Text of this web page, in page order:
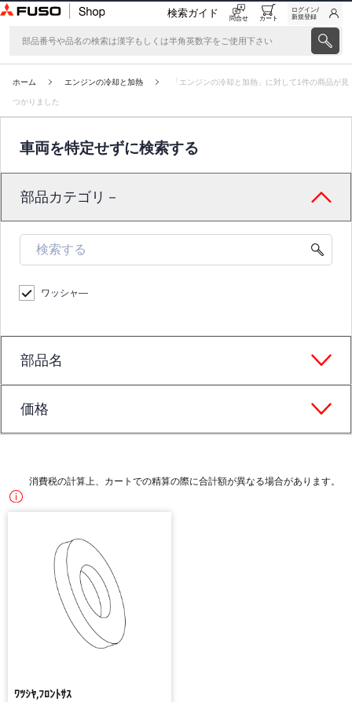
検索ガイド 問合せ カート
ログイン/
新規登録
ホーム エンジンの冷却と加熱 「エンジンの冷却と加熱」に対して1件の商品が見
つかりました
車両を特定せずに検索する
部品カテゴリ－
ワッシャ―
部品名
価格
消費税の計算上、カートでの精算の際に合計額が異なる場合があります。
ﾜﾂｼﾔ,ﾌﾛﾝﾄｻｽ